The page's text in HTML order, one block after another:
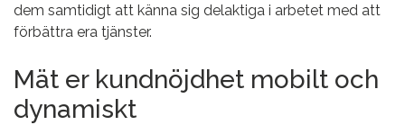
dem samtidigt att känna sig delaktiga i arbetet med att
förbättra era tjänster.
Mät er kundnöjdhet mobilt och
dynamiskt